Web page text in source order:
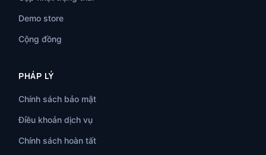
Demo store
Cộng đồng
PHÁP LÝ
Chính sách bảo mật
Điều khoản dịch vụ
Chính sách hoàn tất